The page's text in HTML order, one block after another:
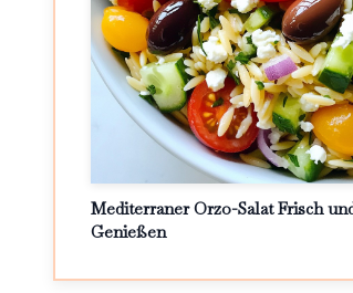
Mediterraner Orzo-Salat Frisch
Genießen